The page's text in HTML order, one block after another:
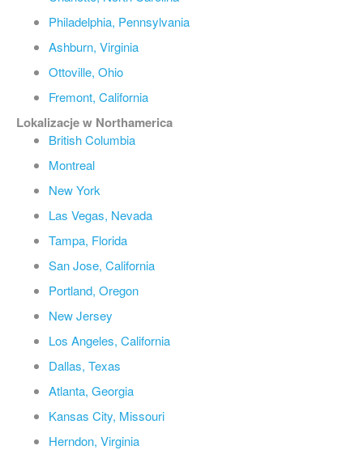
Philadelphia, Pennsylvania
Ashburn, Virginia
Ottoville, Ohio
Fremont, California
Lokalizacje w Northamerica
British Columbia
Montreal
New York
Las Vegas, Nevada
Tampa, Florida
San Jose, California
Portland, Oregon
New Jersey
Los Angeles, California
Dallas, Texas
Atlanta, Georgia
Kansas City, Missouri
Herndon, Virginia